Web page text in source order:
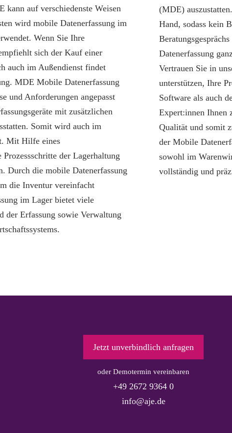
kann auf verschiedenste Weisen
wird mobile Datenerfassung im
Wenn Sie Ihre
sich der Kauf einer
auch im Außendienst findet
MDE Mobile Datenerfassung
und Anforderungen angepasst
mit zusätzlichen
Somit wird auch im
Mit Hilfe eines
Prozessschritte der Lagerhaltung
Durch die mobile Datenerfassung
die Inventur vereinfacht
im Lager bietet viele
der Erfassung sowie Verwaltung
(MDE)
Hand, sodass kein
Datenerfassung
Vertrauen Sie in
unterstützen, Ihre
Software als auch
Expert:innen Ihnen
Qualität und somit
der Mobile
sowohl im
vollständig und
Jetzt unverbindlich anfragen
oder Demotermin vereinbaren
+49 2672 9364 0
info@aje.de